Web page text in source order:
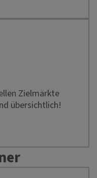
Zielmärkte
übersichtlich!